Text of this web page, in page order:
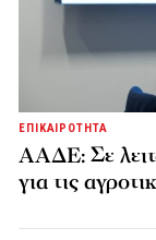
ΕΠΙΚΑΙΡΟΤΗΤΑ
ΑΑΔΕ: Σε
για τις